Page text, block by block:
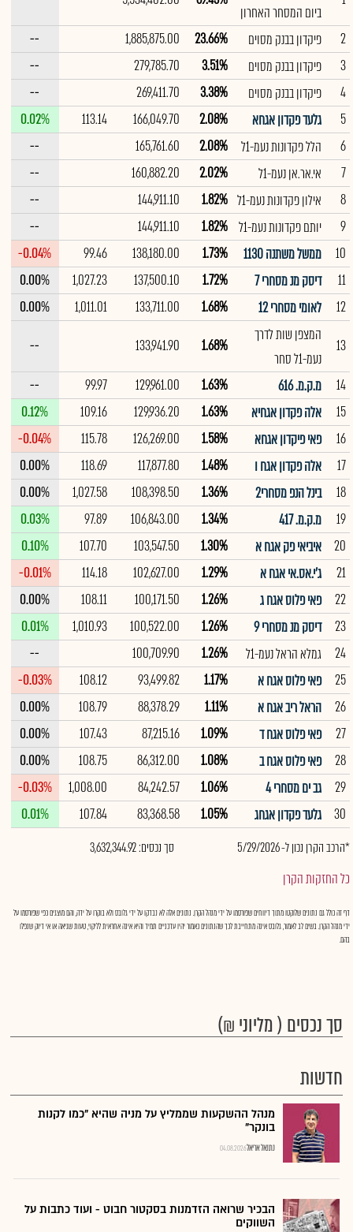
ביום המסחר האחרון
2
פיקדון בבנק מסוים 23.66%
1,885,875.00
--
3
פיקדון בבנק מסוים 3.51%
279,785.70
--
4
פיקדון בבנק מסוים 3.38%
269,411.70
--
5
גלעד פקדון אגחא 2.08%
166,049.70
113.14
0.02%
6
הלל פקדונות נעמ-1ל 2.08%
165,761.60
--
7
אי.אר.אן נעמ-1ל 2.02%
160,882.20
--
8
אילון פקדונות נעמ-1ל 1.82%
144,911.10
--
9
יותם פקדונות נעמ-1ל 1.82%
144,911.10
--
10
ממשל משתנה 1130 1.73%
138,180.00
99.46
-0.04%
11
דיסק מנ מסחרי 7 1.72%
137,500.10
1,027.23
0.00%
12
לאומי מסחרי 12 1.68%
133,711.00
1,011.01
0.00%
13
המצפן שות לדרך
נעמ-1ל סחר
1.68%
133,941.90
--
14
מ.ק.מ. 616 1.63%
129,961.00
99.97
--
15
אלה פקדון אגחיא 1.63%
129,936.20
109.16
0.12%
16
פאי פיקדון אגחא 1.58%
126,269.00
115.78
-0.04%
17
אלה פקדון אגח ו 1.48%
117,877.80
118.69
0.00%
18
בינל הנפ מסחרי2 1.36%
108,398.50
1,027.58
0.00%
19
מ.ק.מ. 417 1.34%
106,843.00
97.89
0.03%
20
איביאי פק אגח א 1.30%
103,547.50
107.70
0.10%
21
ג'י.אס.אי אגח א 1.29%
102,627.00
114.18
-0.01%
22
פאי פלוס אגח ג 1.26%
100,171.50
108.11
0.00%
23
דיסק מנ מסחרי 9 1.26%
100,522.00
1,010.93
0.01%
24
גמלא הראל נעמ-1ל 1.26%
100,709.90
--
25
פאי פלוס אגח א 1.17%
93,499.82
108.12
-0.03%
26
הראל ריב אגח א 1.11%
88,378.29
108.79
0.00%
27
פאי פלוס אגח ד 1.09%
87,215.16
107.43
0.00%
28
פאי פלוס אגח ב 1.08%
86,312.00
108.75
0.00%
29
גב ים מסחרי 4 1.06%
84,242.57
1,008.00
-0.03%
30
גלעד פקדון אגחג 1.05%
83,368.58
107.84
0.01%
*הרכב הקרן נכון ל- 5/29/2026 סך נכסים: 3,632,344.92
כל החזקות הקרן
דף זה כולל גם נתונים שלוקטו מתוך דיווחים שפורסמו על ידי מנהל הקרן. נתונים אלה לא נבדקו על ידי גלובס ולא בוקרו על ידה, והם מוצגים כפי שפורסמו על
ידי מנהל הקרן. בשים לב לאמור, גלובס אינה מתחייבת לכך שהנתונים כאמור יהיו עדכניים תמיד והיא אינה אחראית לליקוי, טעות שגיאה או אי דיוק שנפלו
בהם.
סך נכסים ( מליוני ₪)
חדשות
מנהל ההשקעות שממליץ על מניה שהיא "כמו לקנות
בונקר"
04.08.2026נתנאל אריאל
הבכיר שרואה הזדמנות בסקטור חבוט - ועוד כתבות על
השווקים